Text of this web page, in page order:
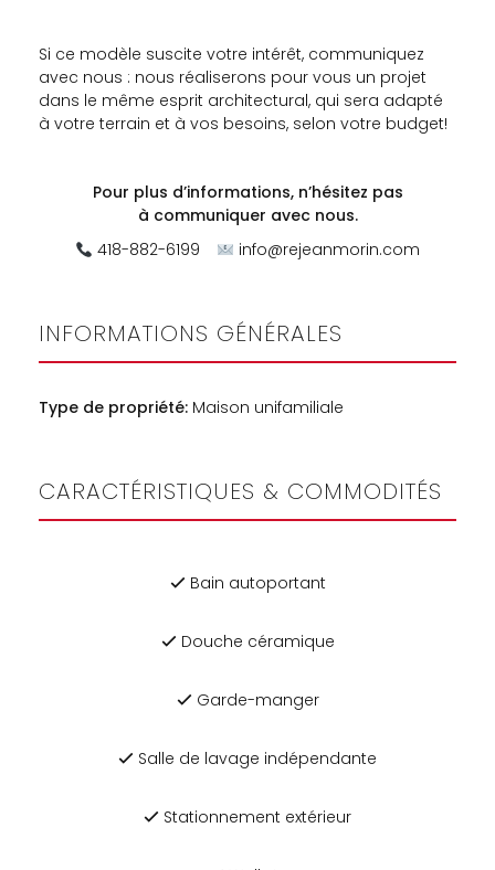
Si ce modèle suscite votre intérêt, communiquez
avec nous : nous réaliserons pour vous un projet
dans le même esprit architectural, qui sera adapté
à votre terrain et à vos besoins, selon votre budget!
Pour plus d’informations, n’hésitez pas
à communiquer avec nous.
418-882-6199
info@rejeanmorin.com
INFORMATIONS GÉNÉRALES
Type de propriété: Maison unifamiliale
CARACTÉRISTIQUES & COMMODITÉS
Bain autoportant
Douche céramique
Garde-manger
Salle de lavage indépendante
Stationnement extérieur